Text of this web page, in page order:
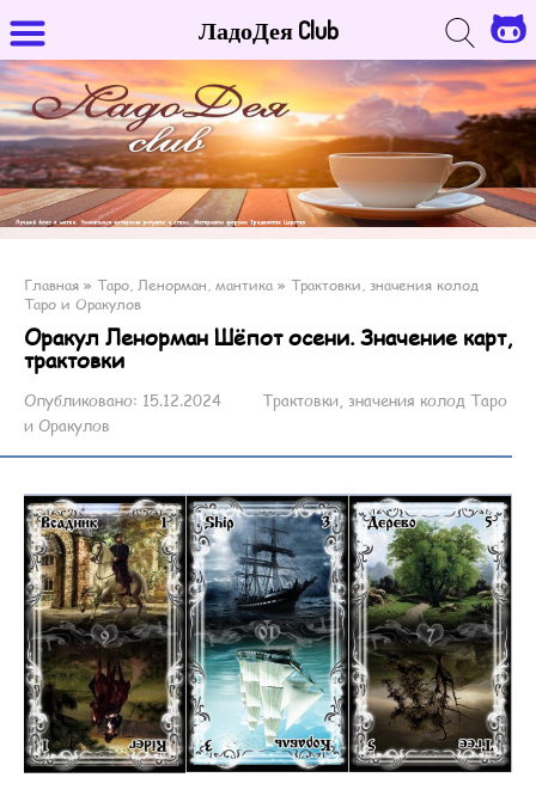
Главная » Таро, Ленорман, мантика » Трактовки, значения колод
Таро и Оракулов
Оракул Ленорман Шёпот осени. Значение карт,
трактовки
Опубликовано: 15.12.2024
Трактовки, значения колод Таро
и Оракулов
ЛадоДея Club